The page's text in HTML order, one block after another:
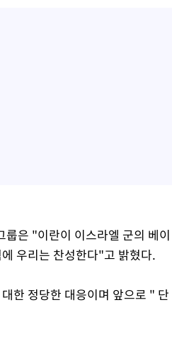
은 "이란이 이스라엘 군의 베이
우리는 찬성한다"고 밝혔다.
한 정당한 대응이며 앞으로 " 단